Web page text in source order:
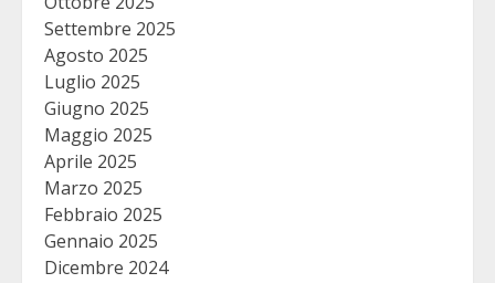
Settembre 2025
Agosto 2025
Luglio 2025
Giugno 2025
Maggio 2025
Aprile 2025
Marzo 2025
Febbraio 2025
Gennaio 2025
Dicembre 2024